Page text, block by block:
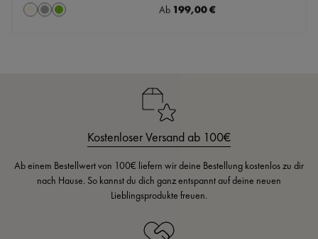
Farbeauswählen
Creme-Weiß
graugrün
Regulärer Preis:
Ab 199,00 €
Kostenloser Versand ab 100€
Ab einem Bestellwert von 100€ liefern wir deine Bestellung kostenlos zu dir
nach Hause. So kannst du dich ganz entspannt auf deine neuen
Lieblingsprodukte freuen.